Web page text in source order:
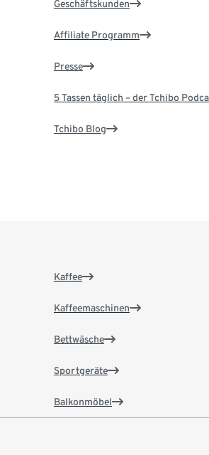
Geschäftskunden
Affiliate Programm
Presse
5 Tassen täglich – der Tchibo
Tchibo Blog
Kaffee
Kaffeemaschinen
Bettwäsche
Sportgeräte
Balkonmöbel